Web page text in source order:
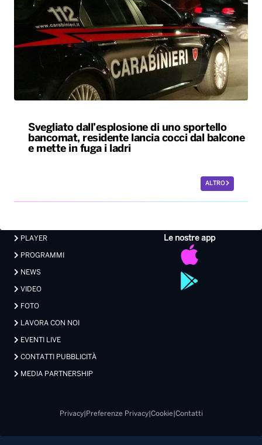
Svegliato dall’esplosione di uno sportello
bancomat, residente lancia cocci dal balcone
e mette in fuga i ladri
ALTRO
Le nostre app
PLAYER
PROGRAMMI
NEWS
VIDEO
FOTO
LAVORA CON NOI
EVENTI LIVE
CONTATTI PUBBLICITÀ
MEDIA PARTNERSHIP
Privacy| Preferenze Privacy| Cookie Contatti